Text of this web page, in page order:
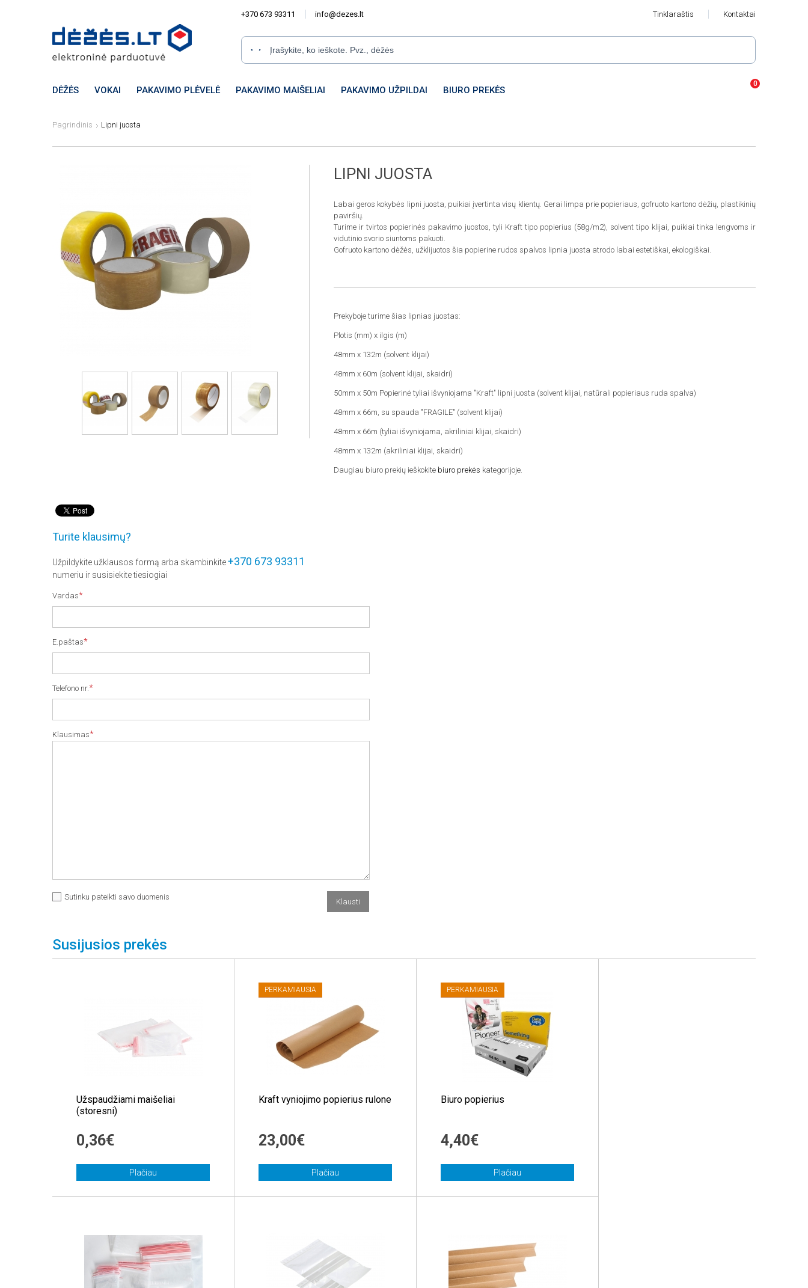
+370 673 93311 info@dezes.lt Tinklaraštis Kontaktai
DĖŽĖS VOKAI PAKAVIMO PLĖVELĖ PAKAVIMO MAIŠELIAI PAKAVIMO UŽPILDAI BIURO PREKĖS
Pagrindinis Lipni juosta
LIPNI JUOSTA
Labai geros kokybės lipni juosta, puikiai įvertinta visų klientų. Gerai limpa prie popieriaus, gofruoto kartono dėžių, plastikinių
paviršių.
Turime ir tvirtos popierinės pakavimo juostos, tyli Kraft tipo popierius (58g/m2), solvent tipo klijai, puikiai tinka lengvoms ir
vidutinio svorio siuntoms pakuoti.
Gofruoto kartono dėžės, užklijuotos šia popierine rudos spalvos lipnia juosta atrodo labai estetiškai, ekologiškai.
Prekyboje turime šias lipnias juostas:
Plotis (mm) x ilgis (m)
48mm x 132m (solvent klijai)
48mm x 60m (solvent klijai, skaidri)
50mm x 50m Popierinė tyliai išvyniojama "Kraft" lipni juosta (solvent klijai, natūrali popieriaus ruda spalva)
48mm x 66m, su spauda "FRAGILE" (solvent klijai)
48mm x 66m (tyliai išvyniojama, akriliniai klijai, skaidri)
48mm x 132m (akriliniai klijai, skaidri)
Daugiau biuro prekių ieškokite biuro prekės kategorijoje.
Turite klausimų?
Užpildykite užklausos formą arba skambinkite+370 673 93311
numeriu ir susisiekite tiesiogiai
Vardas*
E.paštas*
Telefono nr.*
Klausimas*
Sutinku pateikti savo duomenis
Susijusios prekės
Užspaudžiami maišeliai
(storesni)
0,36€
Plačiau
PERKAMIAUSIA
Kraft vyniojimo popierius rulone
23,00€
Plačiau
PERKAMIAUSIA
Biuro popierius
4,40€
Plačiau